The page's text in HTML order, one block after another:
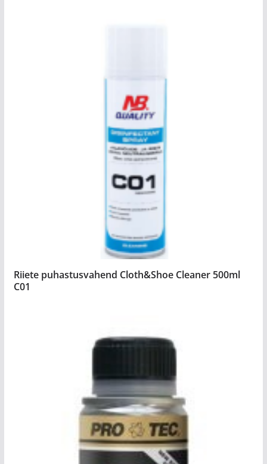
Riiete puhastusvahend Cloth&Shoe Cleaner 500ml
C01